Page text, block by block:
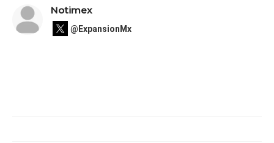
Notimex
@ExpansionMx